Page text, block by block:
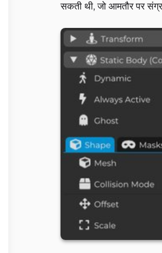
सकती थी, जो आमतौर पर